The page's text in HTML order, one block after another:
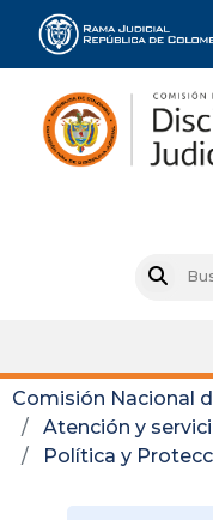
Comisión Nacional
Atención y
Política y